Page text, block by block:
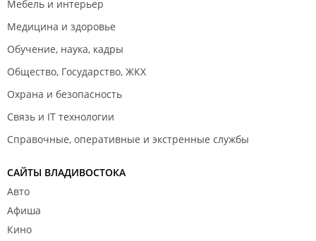
Мебель и интерьер
Медицина и здоровье
Обучение, наука, кадры
Общество, Государство, ЖКХ
Охрана и безопасность
Связь и IT технологии
Справочные, оперативные и экстренные службы
САЙТЫ ВЛАДИВОСТОКА
Авто
Афиша
Кино